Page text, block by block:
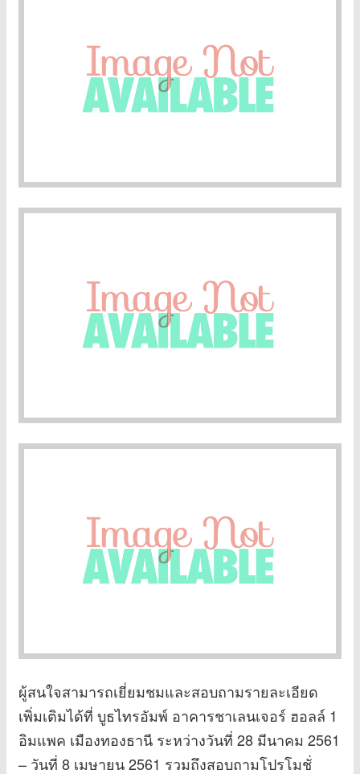
ผู้สนใจสามารถเยี่ยมชมและสอบถามรายละเอียด
เพิ่มเติมได้ที่ บูธไทรอัมพ์ อาคารชาเลนเจอร์ ฮอลล์ 1
อิมแพค เมืองทองธานี ระหว่างวันที่ 28 มีนาคม 2561
– วันที่ 8 เมษายน 2561 รวมถึงสอบถามโปรโมชั่